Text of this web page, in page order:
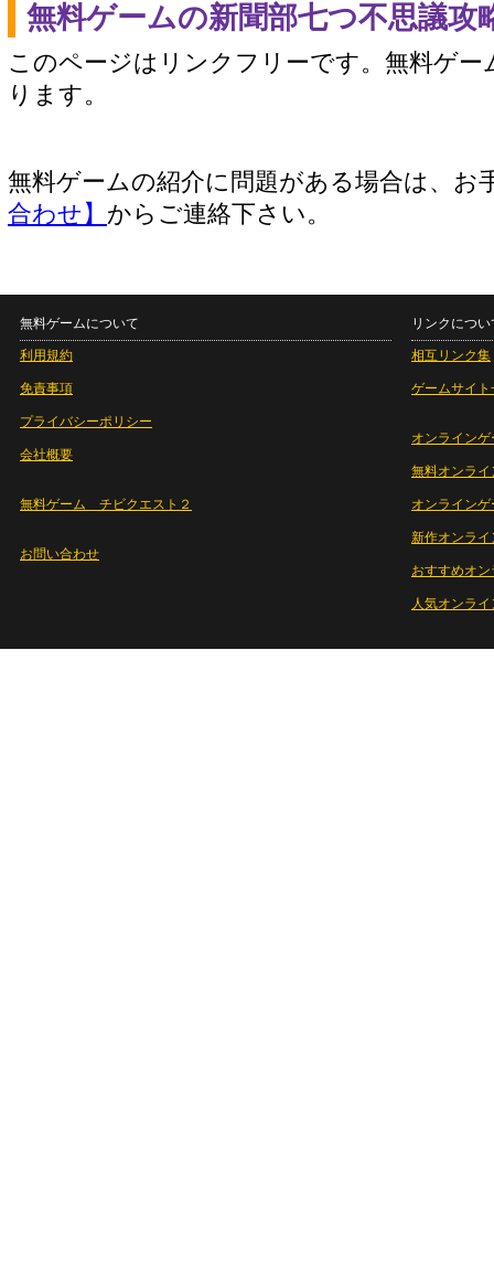
無料ゲームの新聞部七つ不思議攻
このページはリンクフリーです。無料ゲー
ります。
無料ゲームの紹介に問題がある場合は、お
合わせ】 からご連絡下さい。
無料ゲームについて
利用規約
免責事項
プライバシーポリシー
会社概要
無料ゲーム チビクエスト２
お問い合わせ
リンクについ
相互リンク集
ゲームサイト
オンラインゲ
無料オンライ
オンライン
新作オンライ
おすすめオ
人気オンラ